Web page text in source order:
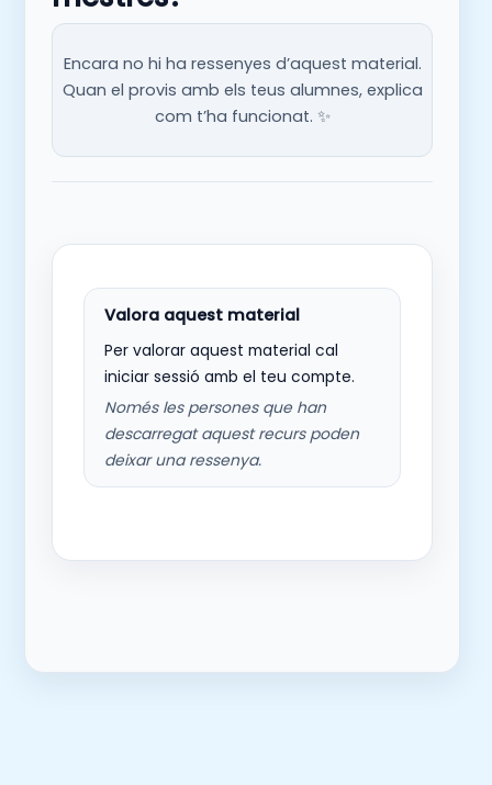
Encara no hi ha ressenyes d’aquest material.
Quan el provis amb els teus alumnes, explica
com t’ha funcionat. ✨
Per valorar aquest material cal
iniciar sessió amb el teu compte.
Només les persones que han
descarregat aquest recurs poden
deixar una ressenya.